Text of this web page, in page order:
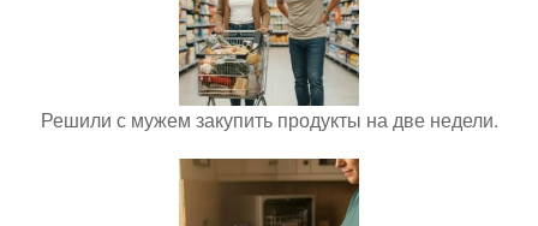
Решили с мужем закупить продукты на две недели.